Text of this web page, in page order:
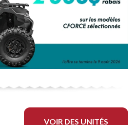
VOIR DES UNITÉS